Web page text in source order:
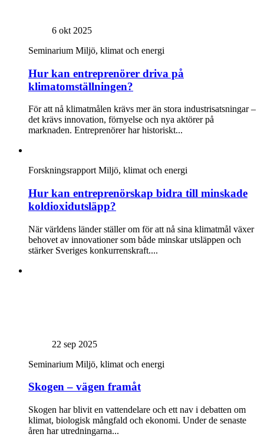
6 okt 2025
Seminarium Miljö, klimat och energi
Hur kan entreprenörer driva på
klimatomställningen?
För att nå klimatmålen krävs mer än stora industrisatsningar –
det krävs innovation, förnyelse och nya aktörer på
marknaden. Entreprenörer har historiskt...
Forskningsrapport Miljö, klimat och energi
Hur kan entreprenörskap bidra till minskade
koldioxidutsläpp?
När världens länder ställer om för att nå sina klimatmål växer
behovet av innovationer som både minskar utsläppen och
stärker Sveriges konkurrenskraft....
22 sep 2025
Seminarium Miljö, klimat och energi
Skogen – vägen framåt
Skogen har blivit en vattendelare och ett nav i debatten om
klimat, biologisk mångfald och ekonomi. Under de senaste
åren har utredningarna...